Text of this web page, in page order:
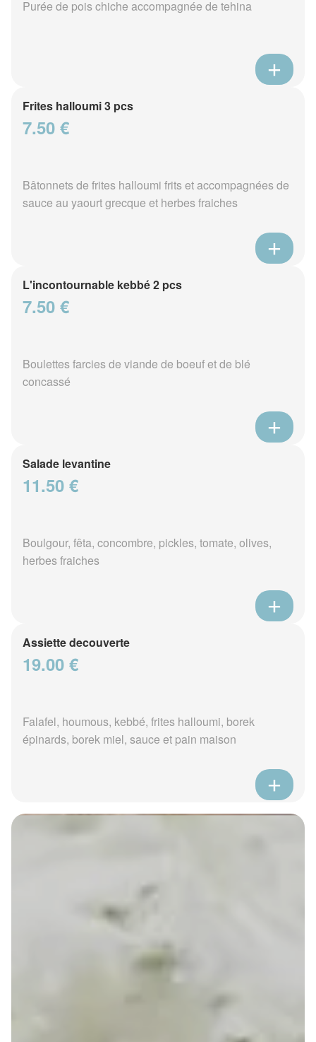
Purée de pois chiche accompagnée de tehina
Frites halloumi 3 pcs
7.50 €
Bâtonnets de frites halloumi frits et accompagnées de
sauce au yaourt grecque et herbes fraiches
L'incontournable kebbé 2 pcs
7.50 €
Boulettes farcies de viande de boeuf et de blé
concassé
Salade levantine
11.50 €
Boulgour, fêta, concombre, pickles, tomate, olives,
herbes fraiches
Assiette decouverte
19.00 €
Falafel, houmous, kebbé, frites halloumi, borek
épinards, borek miel, sauce et pain maison